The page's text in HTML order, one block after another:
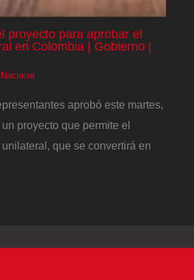
proyecto para aprobar el
en Colombia | Gobierno |
Nacional
aprobó este martes,
proyecto que permite el
que se convertirá en